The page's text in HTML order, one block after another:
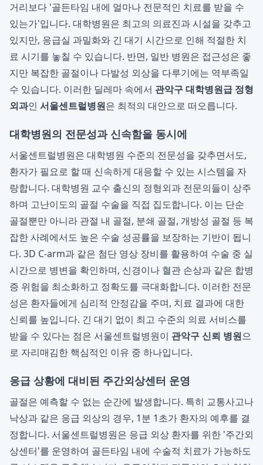
거리보다 '골든타임 내에 얼마나 전문적인 치료를 받을 수
있는가'입니다. 대학병원은 최고의 의료진과 시설을 갖추고
있지만, 응급실 과밀화와 긴 대기 시간으로 인해 적절한 치
료 시기를 놓칠 수 있습니다. 반면, 일반 병원은 접근성은 좋
지만 복잡한 골절이나 다발성 외상을 다루기에는 역부족일
수 있습니다. 이러한 딜레마 속에서 관악구 대학병원급 정형
외과인 서울센트럴병원은 최적의 대안으로 떠오릅니다.
대학병원의 전문성과 신속함을 동시에
서울센트럴병원은 대학병원 수준의 전문성을 갖추면서도,
환자가 필요로 할 때 신속하게 대응할 수 있는 시스템을 자
랑합니다. 대학병원 교수 출신의 정형외과 전문의들이 상주
하며 고난이도의 골절 수술을 직접 집도합니다. 이는 단순
골절뿐만 아니라 관절 내 골절, 분쇄 골절, 개방성 골절 등 복
잡한 사례에서도 높은 수술 성공률을 보장하는 기반이 됩니
다. 3D C-arm과 같은 첨단 영상 장비를 활용하여 수술 중 실
시간으로 병변을 확인하며, 신경이나 혈관 손상과 같은 합병
증 위험을 최소화하고 정확도를 극대화합니다. 이러한 전문
성은 환자들에게 심리적 안정감을 주며, 치료 결과에 대한
신뢰를 높입니다. 긴 대기 없이 최고 수준의 의료 서비스를
받을 수 있다는 점은 서울센트럴병원이 관악구 신뢰 병원으
로 자리매김한 핵심적인 이유 중 하나입니다.
응급 상황에 대비된 주간외상센터 운영
골절은 예측할 수 없는 순간에 발생합니다. 특히 교통사고나
낙상과 같은 응급 외상의 경우, 1분 1초가 환자의 예후를 결
정합니다. 서울센트럴병원은 응급 외상 환자를 위한 '주간외
상센터'를 운영하여 골든타임 내에 수술적 치료가 가능하도